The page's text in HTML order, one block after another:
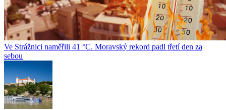
Ve Strážnici naměřili 41 °C. Moravský rekord padl třetí den za
sebou